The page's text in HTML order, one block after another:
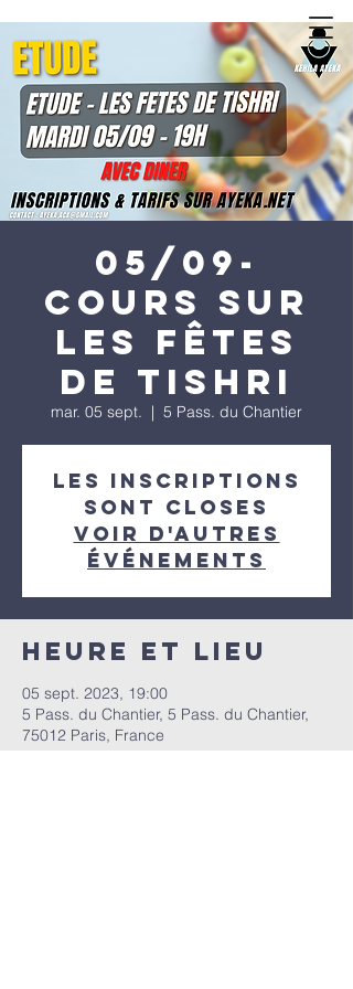
05/09-
Cours sur
les fêtes
de Tishri
mar. 05 sept.
  |
5 Pass. du Chantier
Les inscriptions
sont closes
Voir d'autres
événements
Heure et lieu
05 sept. 2023, 19:00
5 Pass. du Chantier, 5 Pass. du Chantier,
75012 Paris, France